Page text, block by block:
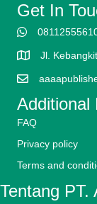
Get In
Jl.
Additional
FAQ
Privacy policy
Terms and
Tentang PT.